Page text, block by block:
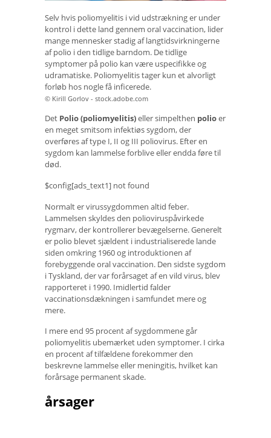
Selv hvis poliomyelitis i vid udstrækning er under
kontrol i dette land gennem oral vaccination, lider
mange mennesker stadig af langtidsvirkningerne
af polio i den tidlige barndom. De tidlige
symptomer på polio kan være uspecifikke og
udramatiske. Poliomyelitis tager kun et alvorligt
forløb hos nogle få inficerede.
© Kirill Gorlov - stock.adobe.com
Det Polio (poliomyelitis)eller simpelthen polioer
en meget smitsom infektiøs sygdom, der
overføres af type I, II og III poliovirus. Efter en
sygdom kan lammelse forblive eller endda føre til
død.
$config[ads_text1] not found
Normalt er virussygdommen altid feber.
Lammelsen skyldes den polioviruspåvirkede
rygmarv, der kontrollerer bevægelserne. Generelt
er polio blevet sjældent i industrialiserede lande
siden omkring 1960 og introduktionen af ​​
forebyggende oral vaccination. Den sidste sygdom
i Tyskland, der var forårsaget af en vild virus, blev
rapporteret i 1990. Imidlertid falder
vaccinationsdækningen i samfundet mere og
mere.
I mere end 95 procent af sygdommene går
poliomyelitis ubemærket uden symptomer. I cirka
en procent af tilfældene forekommer den
beskrevne lammelse eller meningitis, hvilket kan
forårsage permanent skade.
årsager